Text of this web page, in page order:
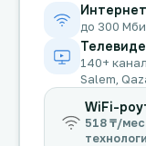
Интернет
до 300
140+
Salem,
WiFi-
518 ₸/